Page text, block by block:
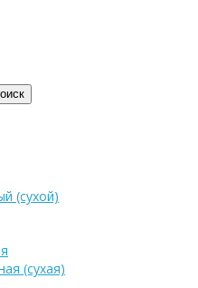
(сухой)
(сухая)